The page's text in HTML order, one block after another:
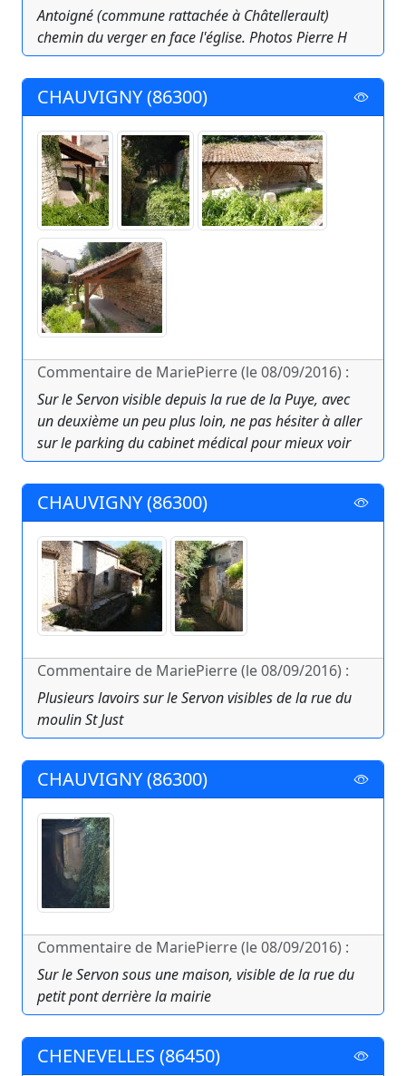
Antoigné (commune rattachée à Châtellerault)
chemin du verger en face l'église. Photos Pierre H
CHAUVIGNY (86300)
Commentaire de MariePierre (le 08/09/2016) :
Sur le Servon visible depuis la rue de la Puye, avec
un deuxième un peu plus loin, ne pas hésiter à aller
sur le parking du cabinet médical pour mieux voir
CHAUVIGNY (86300)
Commentaire de MariePierre (le 08/09/2016) :
Plusieurs lavoirs sur le Servon visibles de la rue du
moulin St Just
CHAUVIGNY (86300)
Commentaire de MariePierre (le 08/09/2016) :
Sur le Servon sous une maison, visible de la rue du
petit pont derrière la mairie
CHENEVELLES (86450)